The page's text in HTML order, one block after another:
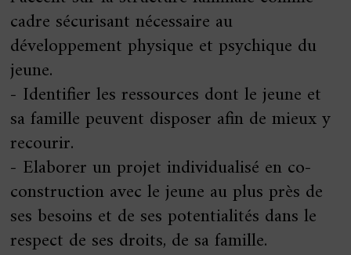
cadre sécurisant nécessaire au
développement physique et psychique du
jeune.
- Identifier les ressources dont le jeune et
sa famille peuvent disposer afin de mieux y
recourir.
- Elaborer un projet individualisé en co-
construction avec le jeune au plus près de
ses besoins et de ses potentialités dans le
respect de ses droits, de sa famille.